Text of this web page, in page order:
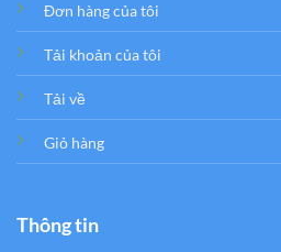
Đơn hàng của tôi
Tải khoản của tôi
Tải về
Giỏ hàng
Thông tin